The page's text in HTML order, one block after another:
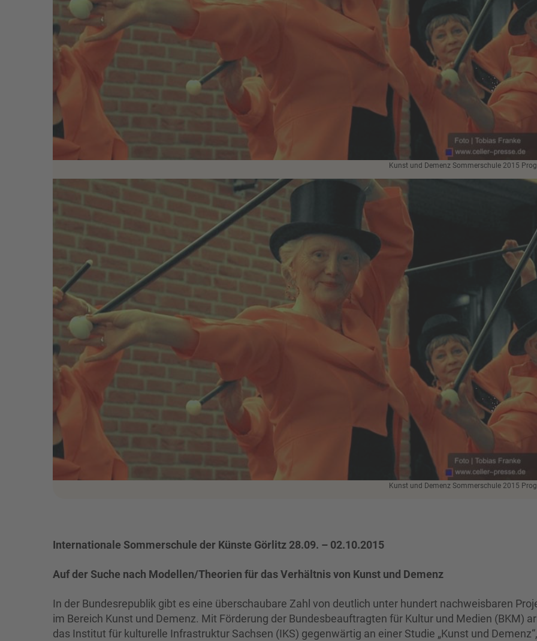
Kunst und Demenz Sommerschule 2015
Kunst und Demenz Sommerschule 2015
Internationale Sommerschule der Künste Görlitz 28.09. – 02.10.2015
Auf der Suche nach Modellen/Theorien für das Verhältnis von Kunst und Demenz
In der Bundesrepublik gibt es eine überschaubare Zahl von deutlich unter hundert nachweisbaren
im Bereich Kunst und Demenz. Mit Förderung der Bundesbeauftragten für Kultur und Medien (BKM)
das Institut für kulturelle Infrastruktur Sachsen (IKS) gegenwärtig an einer Studie „Kunst und